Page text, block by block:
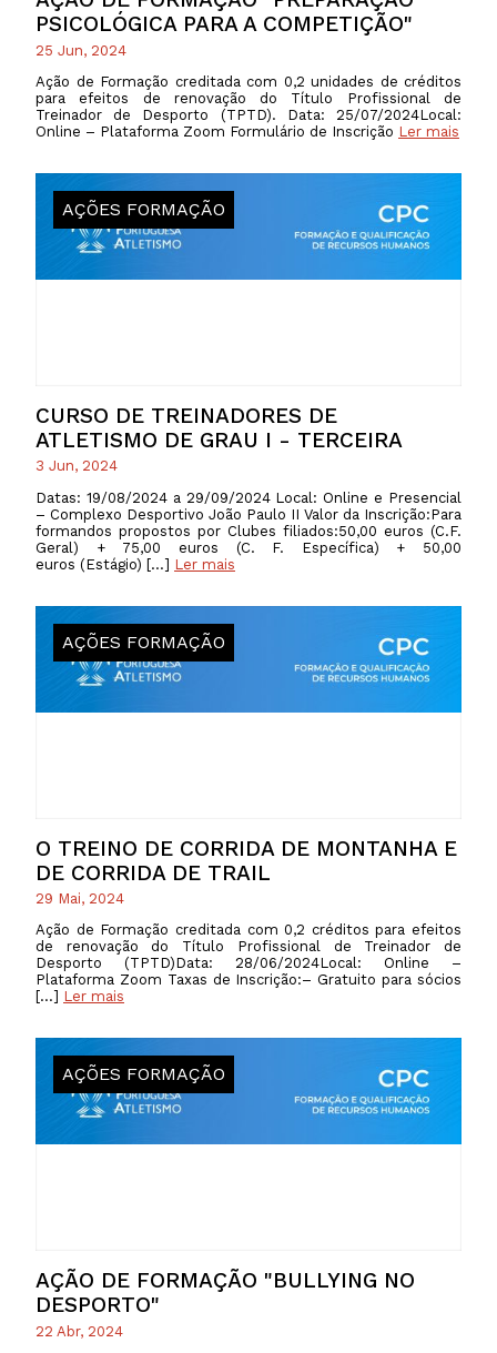
PSICOLÓGICA PARA A COMPETIÇÃO"
25 Jun, 2024
Ação de Formação creditada com 0,2 unidades de créditos
para efeitos de renovação do Título Profissional de
Treinador de Desporto (TPTD). Data: 25/07/2024Local:
Online – Plataforma Zoom Formulário de Inscrição Ler mais
CURSO DE TREINADORES DE
ATLETISMO DE GRAU I - TERCEIRA
AÇÕES FORMAÇÃO
3 Jun, 2024
Datas: 19/08/2024 a 29/09/2024 Local: Online e Presencial
– Complexo Desportivo João Paulo II Valor da Inscrição:Para
formandos propostos por Clubes filiados:50,00 euros (C.F.
Geral) + 75,00 euros (C. F. Específica) + 50,00
euros (Estágio) […] Ler mais
O TREINO DE CORRIDA DE MONTANHA E
DE CORRIDA DE TRAIL
AÇÕES FORMAÇÃO
29 Mai, 2024
Ação de Formação creditada com 0,2 créditos para efeitos
de renovação do Título Profissional de Treinador de
Desporto (TPTD)Data: 28/06/2024Local: Online –
Plataforma Zoom Taxas de Inscrição:– Gratuito para sócios
[…] Ler mais
AÇÃO DE FORMAÇÃO "BULLYING NO
DESPORTO"
AÇÕES FORMAÇÃO
22 Abr, 2024